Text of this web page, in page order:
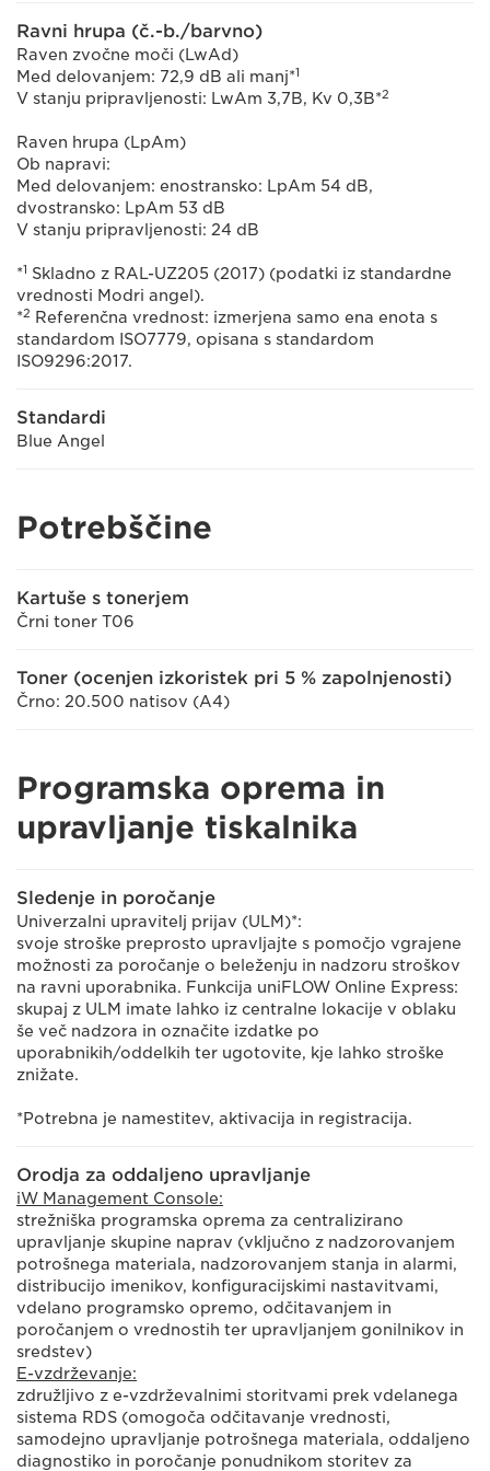
Ravni hrupa (č.-b./barvno)
Raven zvočne moči (LwAd)
Med delovanjem: 72,9 dB ali manj*1
V stanju pripravljenosti: LwAm 3,7B, Kv 0,3B*2
Raven hrupa (LpAm)
Ob napravi:
Med delovanjem: enostransko: LpAm 54 dB,
dvostransko: LpAm 53 dB
V stanju pripravljenosti: 24 dB
*1 Skladno z RAL-UZ205 (2017) (podatki iz standardne
vrednosti Modri angel).
*2 Referenčna vrednost: izmerjena samo ena enota s
standardom ISO7779, opisana s standardom
ISO9296:2017.
Standardi
Blue Angel
Potrebščine
Kartuše s tonerjem
Črni toner T06
Toner (ocenjen izkoristek pri 5 % zapolnjenosti)
Črno: 20.500 natisov (A4)
Programska oprema in
upravljanje tiskalnika
Sledenje in poročanje
Univerzalni upravitelj prijav (ULM)*:
svoje stroške preprosto upravljajte s pomočjo vgrajene
možnosti za poročanje o beleženju in nadzoru stroškov
na ravni uporabnika. Funkcija uniFLOW Online Express:
skupaj z ULM imate lahko iz centralne lokacije v oblaku
še več nadzora in označite izdatke po
uporabnikih/oddelkih ter ugotovite, kje lahko stroške
znižate.
*Potrebna je namestitev, aktivacija in registracija.
Orodja za oddaljeno upravljanje
iW Management Console:
strežniška programska oprema za centralizirano
upravljanje skupine naprav (vključno z nadzorovanjem
potrošnega materiala, nadzorovanjem stanja in alarmi,
distribucijo imenikov, konfiguracijskimi nastavitvami,
vdelano programsko opremo, odčitavanjem in
poročanjem o vrednostih ter upravljanjem gonilnikov in
sredstev)
E-vzdrževanje:
združljivo z e-vzdrževalnimi storitvami prek vdelanega
sistema RDS (omogoča odčitavanje vrednosti,
samodejno upravljanje potrošnega materiala, oddaljeno
diagnostiko in poročanje ponudnikom storitev za